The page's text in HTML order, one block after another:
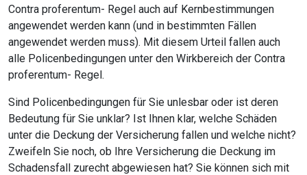
Contra proferentum- Regel auch auf Kernbestimmungen
angewendet werden kann (und in bestimmten Fällen
angewendet werden muss). Mit diesem Urteil fallen auch
alle Policenbedingungen unter den Wirkbereich der Contra
proferentum- Regel.
Sind Policenbedingungen für Sie unlesbar oder ist deren
Bedeutung für Sie unklar? Ist Ihnen klar, welche Schäden
unter die Deckung der Versicherung fallen und welche nicht?
Zweifeln Sie noch, ob Ihre Versicherung die Deckung im
Schadensfall zurecht abgewiesen hat? Sie können sich mit